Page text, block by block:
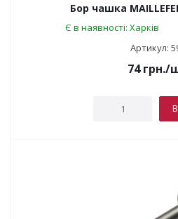
Бор чашка
Є в наявності: Харків
Артикул:
74грн./